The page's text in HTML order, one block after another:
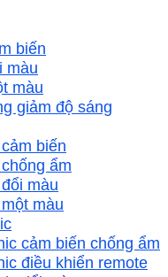
biến
màu
màu
giảm độ sáng
biến
ẩm
màu
màu
cảm biến chống ẩm
điều khiển remote